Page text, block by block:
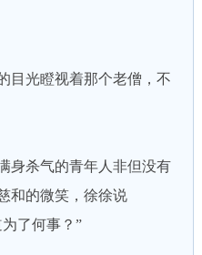
目光瞪视着那个老僧，不
身杀气的青年人非但没有
和的微笑，徐徐说
了何事？”